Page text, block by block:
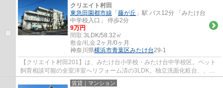
クリエイト村田
東急田園都市線 「 藤が丘 」駅 バス12分 「みたけ台
中学校入口」 停歩2分
9万円
間取:3LDK/58.32㎡
敷金/礼金:2ヶ月/0ヶ月
神奈川県横浜市青葉区みたけ台29-1
【クリエイト村田201】は、みたけ台小学校・みたけ台中学校区。ペット
飼育相談可能の全室洋室へリフォーム済の3LDK。独立洗面化粧台、、追
焚機能と設備充実。日当たり良好の角居室です...
賃貸｜マンション